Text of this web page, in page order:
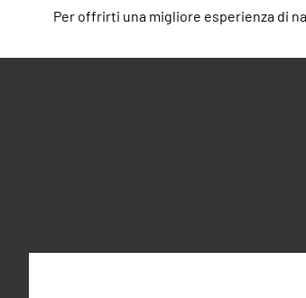
Per offrirti una migliore esperienza di